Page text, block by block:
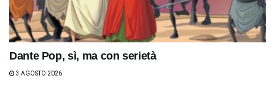
Dante Pop, sì, ma con serietà
3 AGOSTO 2026